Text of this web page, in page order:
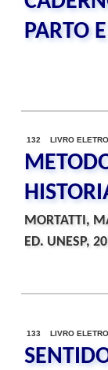
PARTO
132 LIVRO
MORTATTI,
ED. UNESP,
133 LIVRO